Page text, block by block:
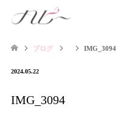
ブログ IMG_3094
2024.05.22
IMG_3094